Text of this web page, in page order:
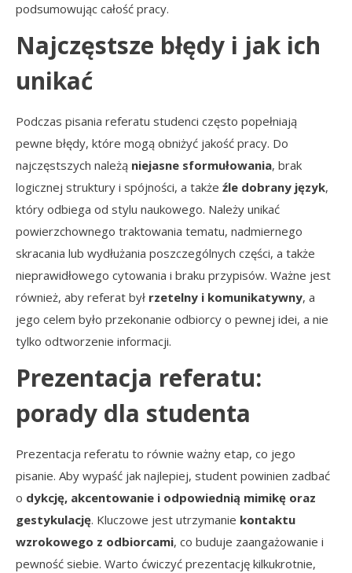
podsumowując całość pracy.
Najczęstsze błędy i jak ich
unikać
Podczas pisania referatu studenci często popełniają
pewne błędy, które mogą obniżyć jakość pracy. Do
najczęstszych należą niejasne sformułowania, brak
logicznej struktury i spójności, a także źle dobrany język,
który odbiega od stylu naukowego. Należy unikać
powierzchownego traktowania tematu, nadmiernego
skracania lub wydłużania poszczególnych części, a także
nieprawidłowego cytowania i braku przypisów. Ważne jest
również, aby referat był rzetelny i komunikatywny, a
jego celem było przekonanie odbiorcy o pewnej idei, a nie
tylko odtworzenie informacji.
Prezentacja referatu:
porady dla studenta
Prezentacja referatu to równie ważny etap, co jego
pisanie. Aby wypaść jak najlepiej, student powinien zadbać
o dykcję, akcentowanie i odpowiednią mimikę oraz
gestykulację. Kluczowe jest utrzymanie kontaktu
wzrokowego z odbiorcami, co buduje zaangażowanie i
pewność siebie. Warto ćwiczyć prezentację kilkukrotnie,